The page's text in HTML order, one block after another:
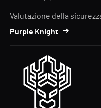
Valutazione della
Purple Knight